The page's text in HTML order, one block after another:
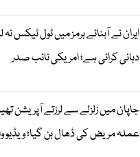
ایران نے آبنائے ہرمز میں ٹول ٹیکس
دہانی کرائی ہے؛ امریکی نائب صدر
جاپان میں زلزلے سے لرزتے آپریشن
عملہ مریض کی ڈھال بن گیا؛ ویڈیو